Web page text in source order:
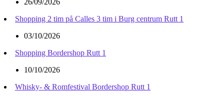
26/09/2026
Shopping 2 tim på Calles 3 tim i Burg centrum Rutt 1
03/10/2026
Shopping Bordershop Rutt 1
10/10/2026
Whisky- & Romfestival Bordershop Rutt 1